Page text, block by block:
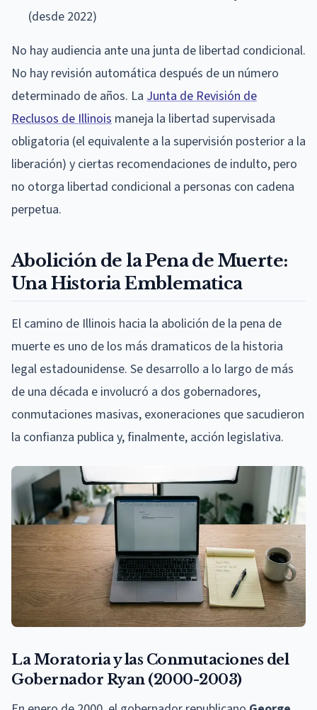
(desde 2022)
No hay audiencia ante una junta de libertad condicional.
No hay revisión automática después de un número
determinado de años. La Junta de Revisión de
Reclusos de Illinois maneja la libertad supervisada
obligatoria (el equivalente a la supervisión posterior a la
liberación) y ciertas recomendaciones de indulto, pero
no otorga libertad condicional a personas con cadena
perpetua.
Abolición de la Pena de Muerte:
Una Historia Emblematica
El camino de Illinois hacia la abolición de la pena de
muerte es uno de los más dramaticos de la historia
legal estadounidense. Se desarrollo a lo largo de más
de una década e involucró a dos gobernadores,
conmutaciones masivas, exoneraciones que sacudieron
la confianza publica y, finalmente, acción legislativa.
La Moratoria y las Conmutaciones del
Gobernador Ryan (2000-2003)